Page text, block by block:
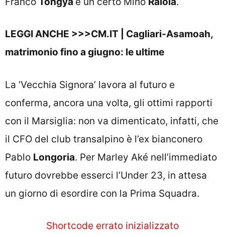
LEGGI ANCHE >>>CM.IT | Cagliari-Asamoah,
matrimonio fino a giugno: le ultime
La ‘Vecchia Signora’ lavora al futuro e
conferma, ancora una volta, gli ottimi rapporti
con il Marsiglia: non va dimenticato, infatti, che
il CFO del club transalpino è l’ex bianconero
Pablo Longoria. Per Marley Aké nell’immediato
futuro dovrebbe esserci l’Under 23, in attesa
un giorno di esordire con la Prima Squadra.
Shortcode errato inizializzato